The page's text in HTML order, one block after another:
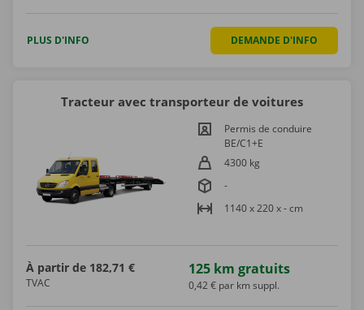
PLUS D'INFO DEMANDE D'INFO
Tracteur avec transporteur de voitures
Permis de conduire
BE/C1+E
4300 kg
-
1140 x 220 x - cm
À partir de 182,71 €
TVAC
125 km gratuits
0,42 € par km suppl.